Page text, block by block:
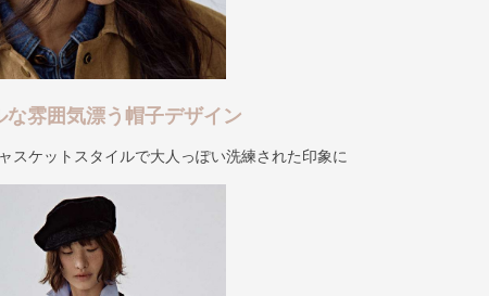
な雰囲気漂う帽子デザイン
スケットスタイルで大人っぽい洗練された印象に